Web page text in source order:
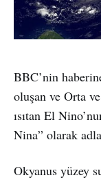
BBC’nin
oluşan ve Orta
ısıtan El
Nina” olarak
Okyanus yüzey